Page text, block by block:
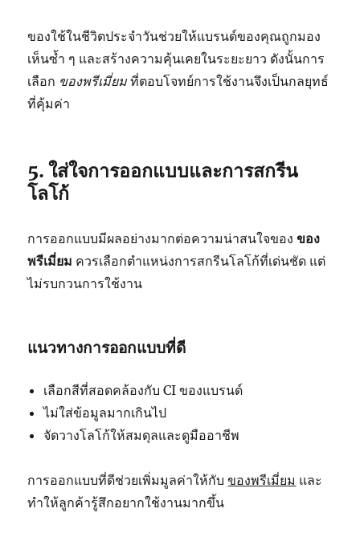
ของใช้ในชีวิตประจำวันช่วยให้แบรนด์ของคุณถูกมอง
เห็นซ้ำ ๆ และสร้างความคุ้นเคยในระยะยาว ดังนั้นการ
เลือก ของพรีเมี่ยมที่ตอบโจทย์การใช้งานจึงเป็นกลยุทธ์
ที่คุ้มค่า
5. ใส่ใจการออกแบบและการสกรีน
โลโก้
การออกแบบมีผลอย่างมากต่อความน่าสนใจของของ
พรีเมี่ยม ควรเลือกตำแหน่งการสกรีนโลโก้ที่เด่นชัด แต่
ไม่รบกวนการใช้งาน
แนวทางการออกแบบที่ดี
เลือกสีที่สอดคล้องกับ CI ของแบรนด์
ไม่ใส่ข้อมูลมากเกินไป
จัดวางโลโก้ให้สมดุลและดูมืออาชีพ
การออกแบบที่ดีช่วยเพิ่มมูลค่าให้กับของพรีเมี่ยม และ
ทำให้ลูกค้ารู้สึกอยากใช้งานมากขึ้น